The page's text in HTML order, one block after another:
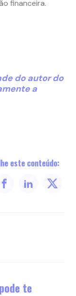
financeira.
do autor do
a
este conteúdo:
te